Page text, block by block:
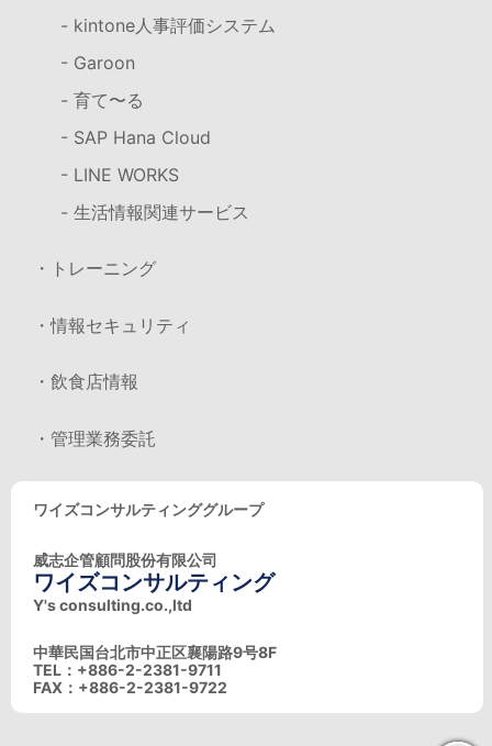
- kintone人事評価システム
- Garoon
- 育て〜る
- SAP Hana Cloud
- LINE WORKS
- 生活情報関連サービス
・トレーニング
・情報セキュリティ
・飲食店情報
・管理業務委託
ワイズコンサルティンググループ
威志企管顧問股份有限公司
ワイズコンサルティング
Y's consulting.co.,ltd
中華民国台北市中正区襄陽路9号8F
TEL：+886-2-2381-9711
FAX：+886-2-2381-9722